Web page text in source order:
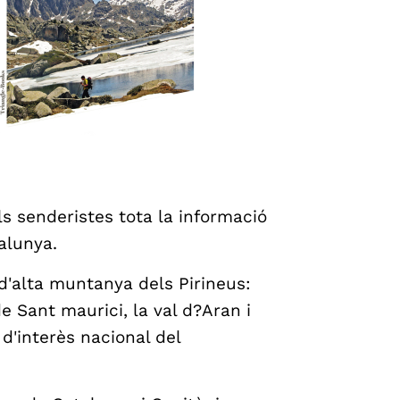
senderistes tota la informació
muntanya dels Pirineus:
Sant maurici, la val d?Aran i
nacional del